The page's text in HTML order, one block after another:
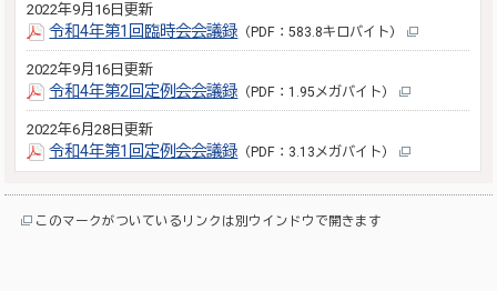
2022年9月16日更新
令和4年第1回臨時会会議録 （PDF：583.8キロバイト）
2022年9月16日更新
令和4年第2回定例会会議録 （PDF：1.95メガバイト）
2022年6月28日更新
令和4年第1回定例会会議録 （PDF：3.13メガバイト）
このマークがついているリンクは別ウインドウで開きます